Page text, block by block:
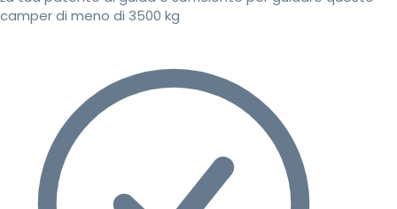
camper di meno di 3500 kg